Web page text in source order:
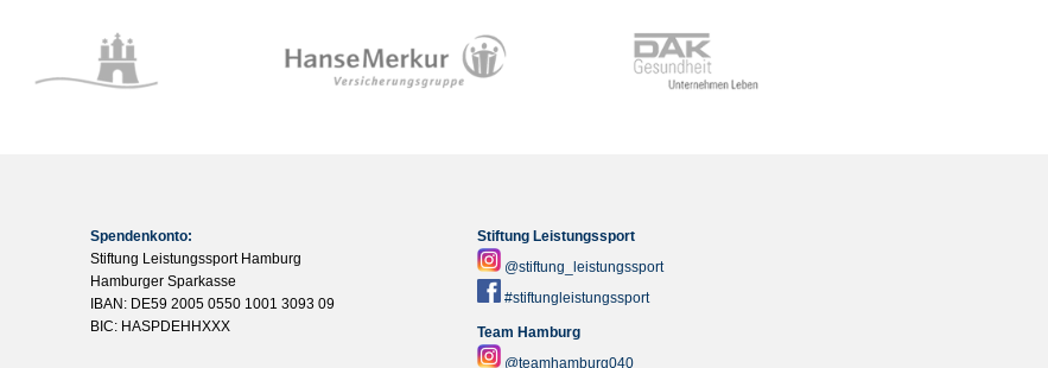
Spendenkonto:
Stiftung Leistungssport Hamburg
Hamburger Sparkasse
IBAN: DE59 2005 0550 1001 3093 09
BIC: HASPDEHHXXX
Stiftung Leistungssport
@stiftung_leistungssport
#stiftungleistungssport
Team Hamburg
@teamhamburg040